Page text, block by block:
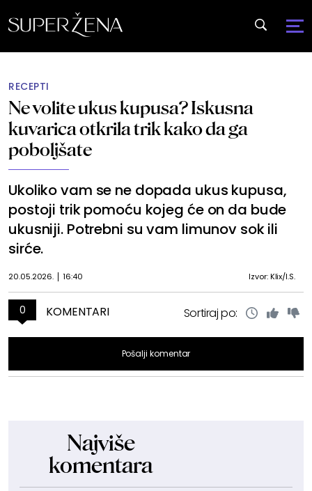
RECEPTI
Ne volite ukus kupusa? Iskusna
kuvarica otkrila trik kako da ga
poboljšate
Ukoliko vam se ne dopada ukus kupusa,
postoji trik pomoću kojeg će on da bude
ukusniji. Potrebni su vam limunov sok ili
sirće.
20.05.2026. 16:40 Izvor: Klix/I.S.
0 KOMENTARI Sortiraj po:
Pošalji komentar
Najviše
komentara